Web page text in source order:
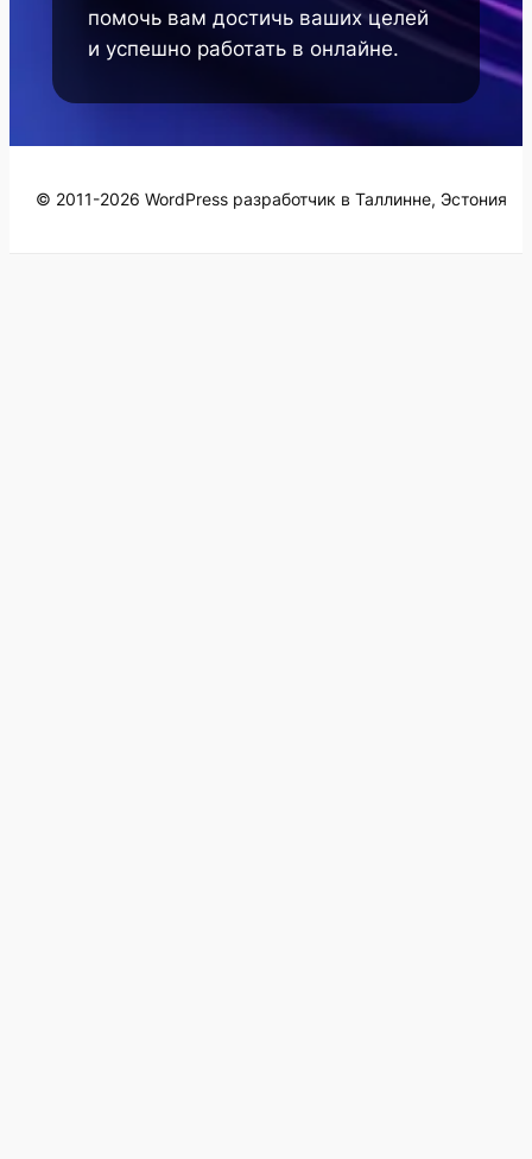
помочь вам достичь ваших целей
и успешно работать в онлайне.
© 2011-2026 WordPress разработчик в Таллинне, Эстония